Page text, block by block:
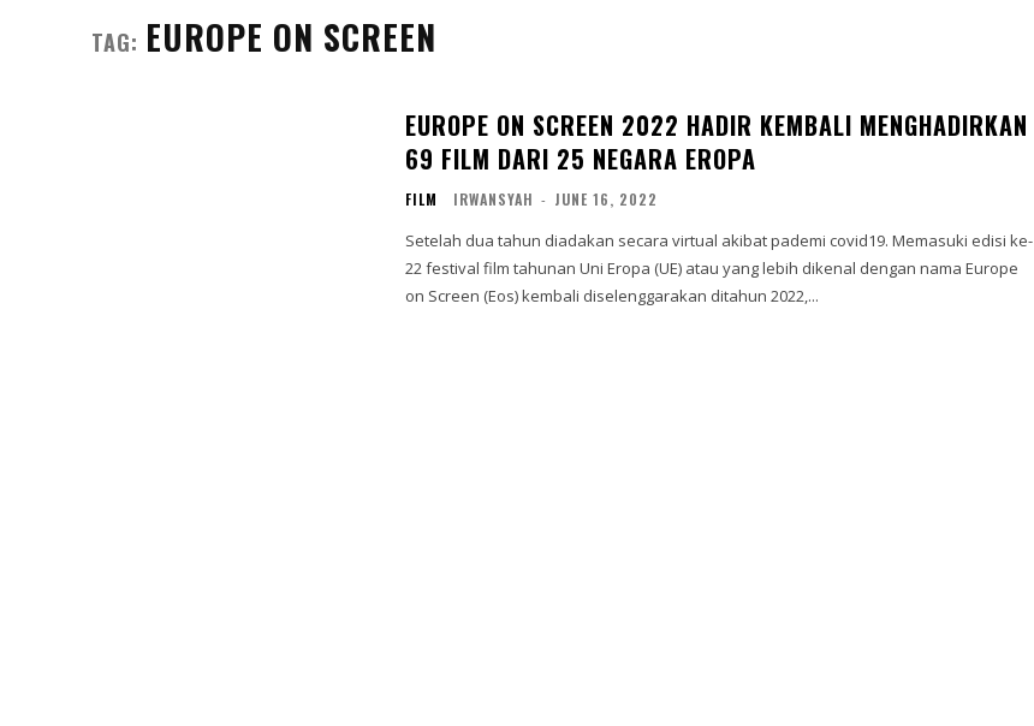
TAG: EUROPE ON SCREEN
EUROPE ON SCREEN 2022 HADIR KEMBALI MENGHADIRKAN
69 FILM DARI 25 NEGARA EROPA
FILM IRWANSYAH - JUNE 16, 2022
Setelah dua tahun diadakan secara virtual akibat pademi covid19. Memasuki edisi ke-
22 festival film tahunan Uni Eropa (UE) atau yang lebih dikenal dengan nama Europe
on Screen (Eos) kembali diselenggarakan ditahun 2022,...